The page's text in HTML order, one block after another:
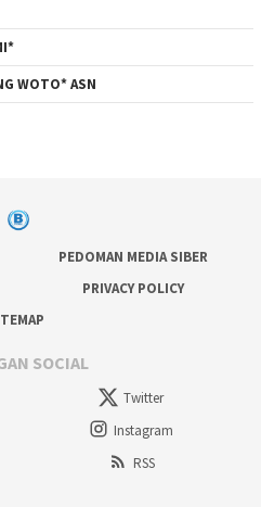
WOTO* ASN
PEDOMAN MEDIA SIBER
PRIVACY POLICY
SOCIAL
Twitter
Instagram
RSS